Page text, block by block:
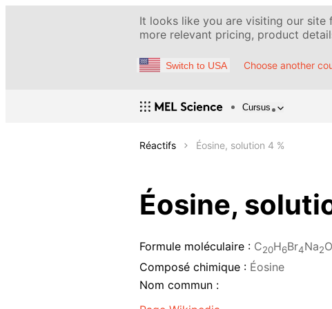
It looks like you are visiting our site
more relevant pricing, product
Switch to USA Choose another
Cursus
Réactifs Éosine, solution 4 %
Éosine,
Formule moléculaire : C20H6Br4Na2O
Composé chimique : Éosine
Nom commun :